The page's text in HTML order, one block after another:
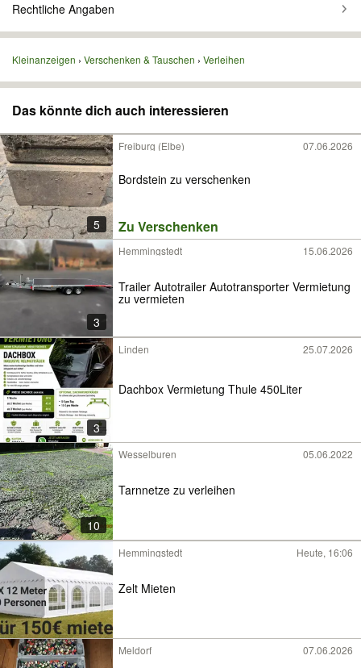
Rechtliche Angaben
Kleinanzeigen Verschenken & Tauschen Verleihen
Das könnte dich auch interessieren
5
Freiburg (Elbe) 07.06.2026
Bordstein zu verschenken
Zu Verschenken
3
Hemmingstedt 15.06.2026
Trailer Autotrailer Autotransporter Vermietung
zu vermieten
3
Linden 25.07.2026
Dachbox Vermietung Thule 450Liter
10
Wesselburen 05.06.2022
Tarnnetze zu verleihen
Hemmingstedt Heute, 16:06
Zelt Mieten
Meldorf 07.06.2026